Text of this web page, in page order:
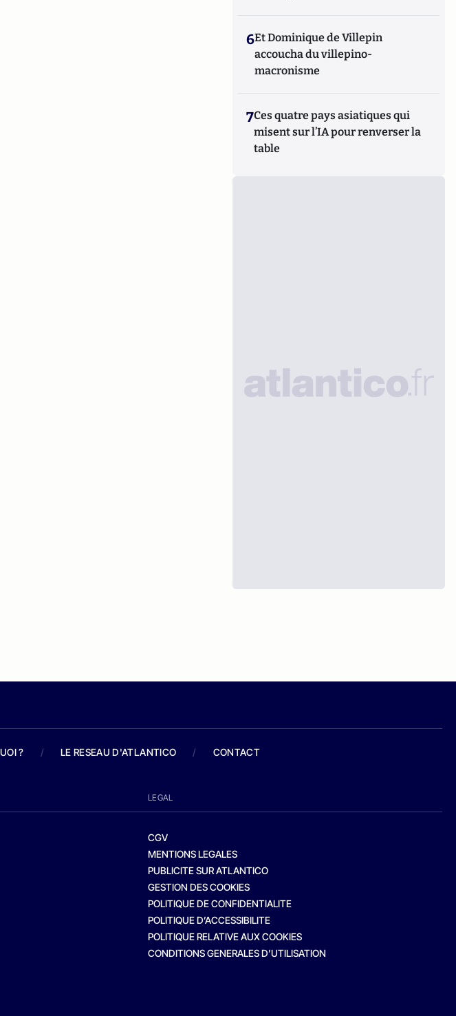
6Et Dominique de Villepin
accoucha du villepino-
macronisme
7Ces quatre pays asiatiques qui
misent sur l’IA pour renverser la
table
? / LE RESEAU D'ATLANTICO / CONTACT
LEGAL
CGV
MENTIONS LEGALES
PUBLICITE SUR ATLANTICO
GESTION DES COOKIES
POLITIQUE DE CONFIDENTIALITE
POLITIQUE D’ACCESSIBILITE
POLITIQUE RELATIVE AUX COOKIES
CONDITIONS GENERALES D’UTILISATION